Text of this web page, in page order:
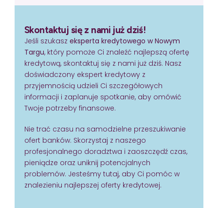
Skontaktuj się z nami już dziś!
Jeśli szukasz eksperta kredytowego w Nowym
Targu, który pomoże Ci znaleźć najlepszą ofertę
kredytową, skontaktuj się z nami już dziś. Nasz
doświadczony ekspert kredytowy z
przyjemnością udzieli Ci szczegółowych
informacji i zaplanuje spotkanie, aby omówić
Twoje potrzeby finansowe.
Nie trać czasu na samodzielne przeszukiwanie
ofert banków. Skorzystaj z naszego
profesjonalnego doradztwa i zaoszczędź czas,
pieniądze oraz uniknij potencjalnych
problemów. Jesteśmy tutaj, aby Ci pomóc w
znalezieniu najlepszej oferty kredytowej.